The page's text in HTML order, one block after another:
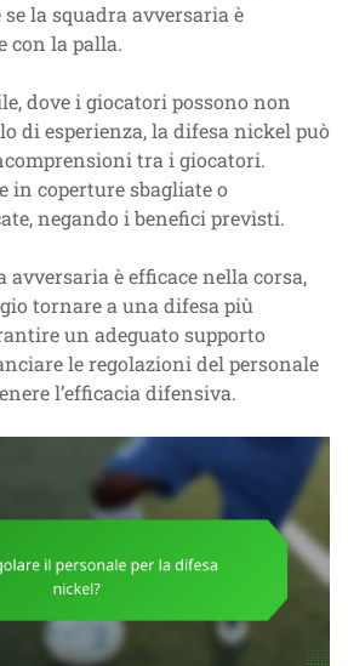
la squadra avversaria è
con la palla.
dove i giocatori possono non
di esperienza, la difesa nickel può
tra i giocatori.
in coperture sbagliate o
negando i benefici previsti.
avversaria è efficace nella corsa,
tornare a una difesa più
un adeguato supporto
le regolazioni del personale
l’efficacia difensiva.